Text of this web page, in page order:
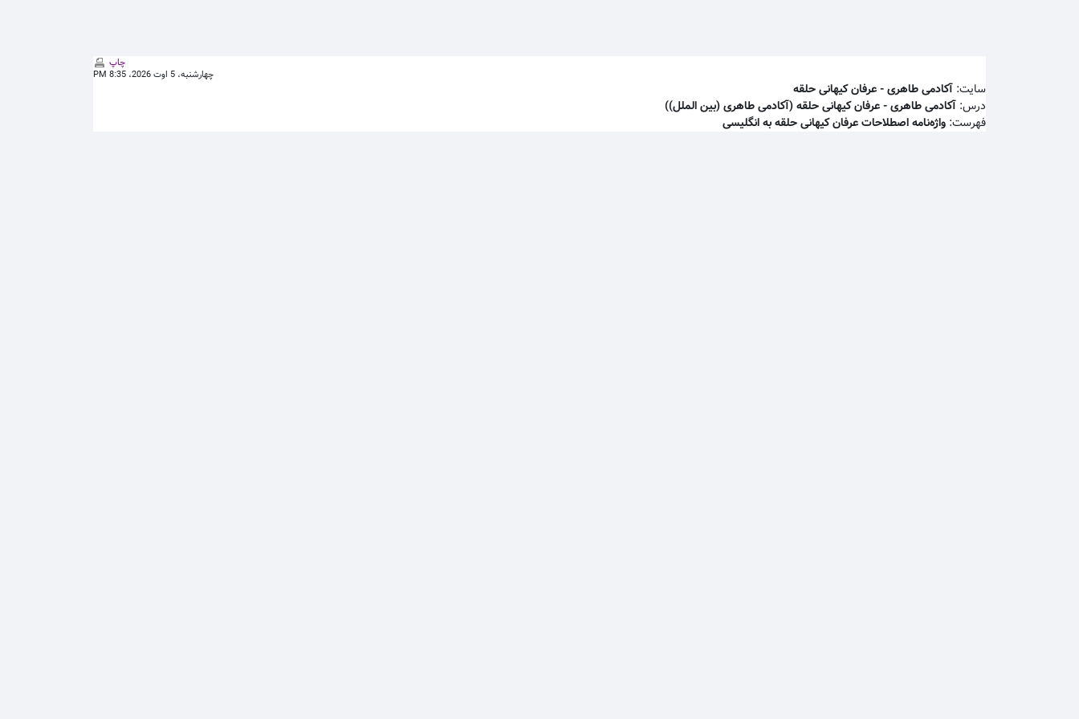
چاپ
چهارشنبه، 5 اوت 2026، 8:35 PM
سایت: آکادمی طاهری - عرفان كيهانی حلقه
درس: آکادمی طاهری - عرفان كيهانی حلقه (آکادمی طاهری (بین الملل))
فهرست: واژه‌نامه اصطلاحات عرفان کیهانی حلقه به انگلیسی